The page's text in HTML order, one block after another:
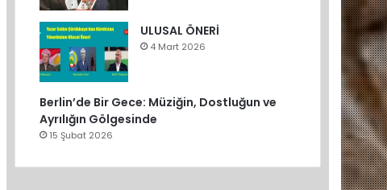
ULUSAL ÖNERİ
4 Mart 2026
Berlin’de Bir Gece: Müziğin, Dostluğun ve
Ayrılığın Gölgesinde
15 Şubat 2026